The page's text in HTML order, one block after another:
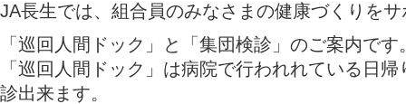
JA長生では、組合員のみなさまの健康づくりを
「巡回人間ドック」と「集団検診」のご案内です
「巡回人間ドック」は病院で行われれている日
診出来ます。